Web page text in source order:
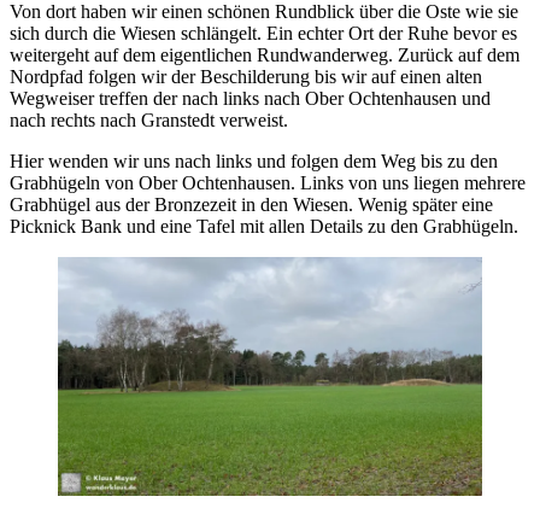
Von dort haben wir einen schönen Rundblick über die Oste wie sie
sich durch die Wiesen schlängelt. Ein echter Ort der Ruhe bevor es
weitergeht auf dem eigentlichen Rundwanderweg. Zurück auf dem
Nordpfad folgen wir der Beschilderung bis wir auf einen alten
Wegweiser treffen der nach links nach Ober Ochtenhausen und
nach rechts nach Granstedt verweist.
Hier wenden wir uns nach links und folgen dem Weg bis zu den
Grabhügeln von Ober Ochtenhausen. Links von uns liegen mehrere
Grabhügel aus der Bronzezeit in den Wiesen. Wenig später eine
Picknick Bank und eine Tafel mit allen Details zu den Grabhügeln.